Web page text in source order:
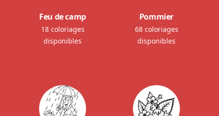
Feu de camp
18 coloriages
disponibles
Pommier
68 coloriages
disponibles